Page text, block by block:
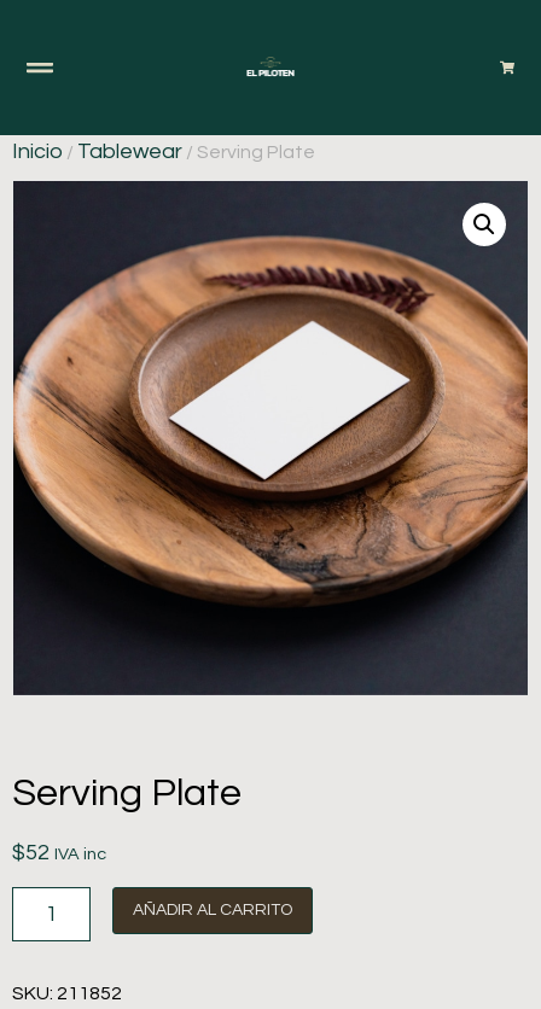
Inicio / Tablewear / Serving Plate
Serving Plate
$52 IVA inc
AÑADIR AL CARRITO
SKU: 211852